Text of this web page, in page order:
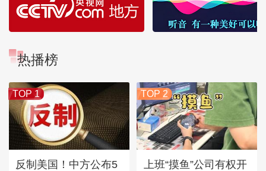
热播榜
TOP 1
反制美国！中方公布5
TOP 2
上班“摸鱼”公司有权开